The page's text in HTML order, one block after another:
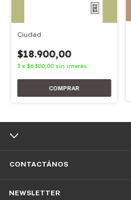
Ciudad
$18.900,00
3 x $6.300,00 sin interés
CONTACTÁNOS
NEWSLETTER